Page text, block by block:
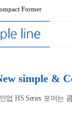
Former
simple &
업 HS Series 포머는